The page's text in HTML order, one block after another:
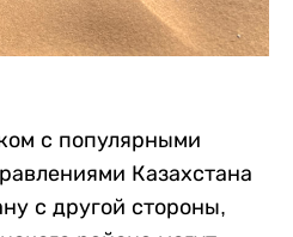
с популярными
Казахстана
с другой стороны,